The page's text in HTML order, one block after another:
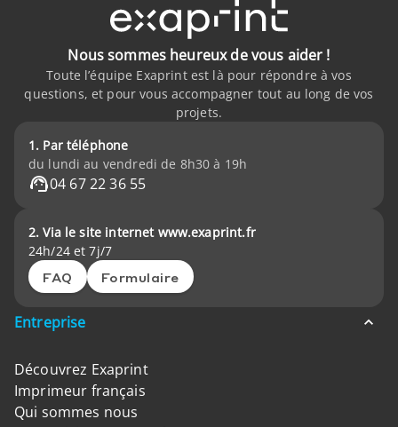
Nous sommes heureux de vous aider !
Toute l’équipe Exaprint est là pour répondre à vos
questions, et pour vous accompagner tout au long de vos
projets.
1. Par téléphone
du lundi au vendredi de 8h30 à 19h
04 67 22 36 55
2. Via le site internet www.exaprint.fr
24h/24 et 7j/7
FAQ Formulaire
Entreprise
Découvrez Exaprint
Imprimeur français
Qui sommes nous